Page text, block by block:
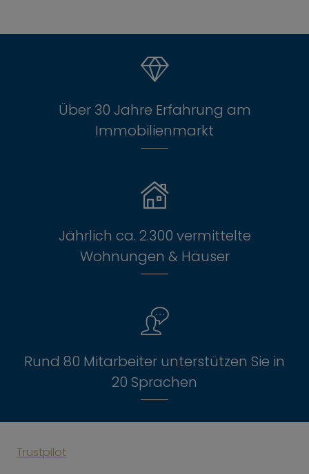
Über 30 Jahre Erfahrung am
Immobilienmarkt
Jährlich ca. 2.300 vermittelte
Wohnungen & Häuser
Rund 80 Mitarbeiter unterstützen Sie in
20 Sprachen
Trustpilot